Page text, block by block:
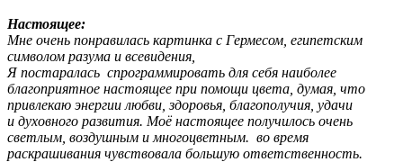
Настоящее:
Мне очень понравилась картинка с Гермесом, египетским
символом разума и всевидения,
Я постаралась спрограммировать для себя наиболее
благоприятное настоящее при помощи цвета, думая, что
привлекаю энергии любви, здоровья, благополучия, удачи
и духовного развития. Моё настоящее получилось очень
светлым, воздушным и многоцветным. во время
раскрашивания чувствовала большую ответственность.